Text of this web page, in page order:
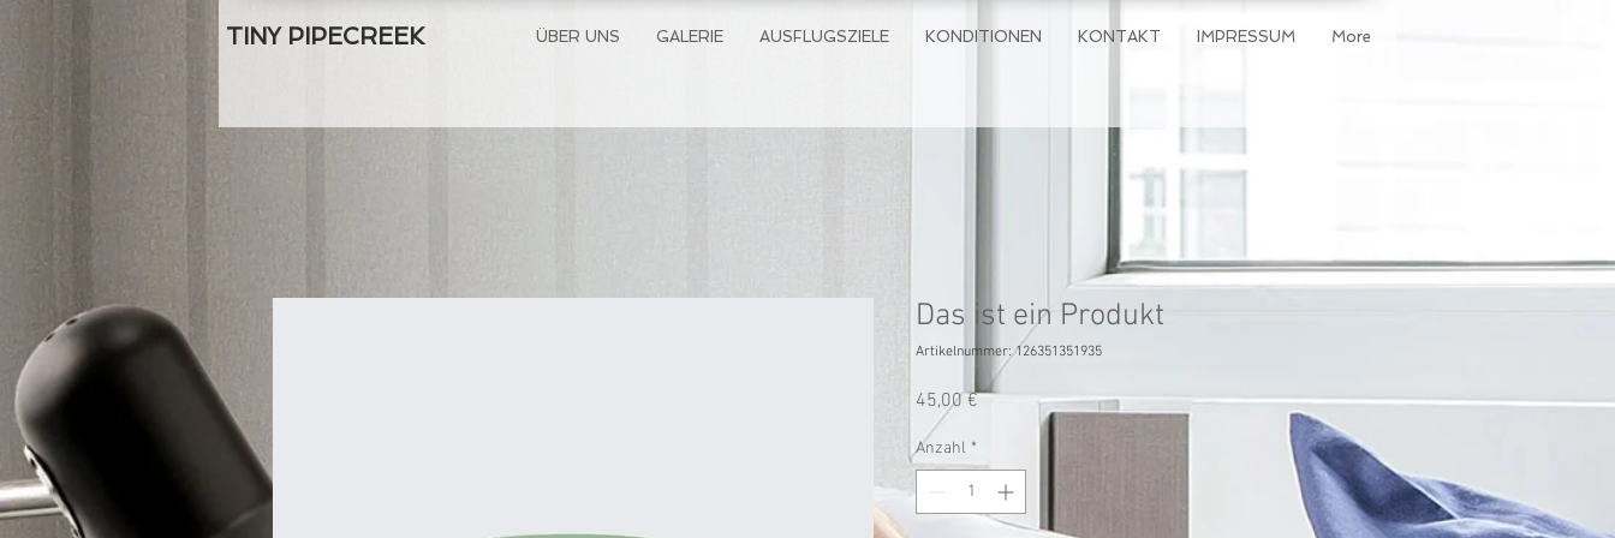
TINY PIPECREEK ÜBER UNS GALERIE AUSFLUGSZIELE KONDITIONEN KONTAKT IMPRESSUM More
Das ist ein Produkt
Artikelnummer: 126351351935
45,00 €Preis
Anzahl *